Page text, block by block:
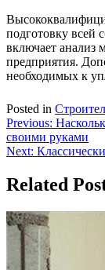
подготовку всей
включает анализ
предприятия.
необходимых к
Posted in
Навигация
по
Previous:
своими руками
Next:
Related